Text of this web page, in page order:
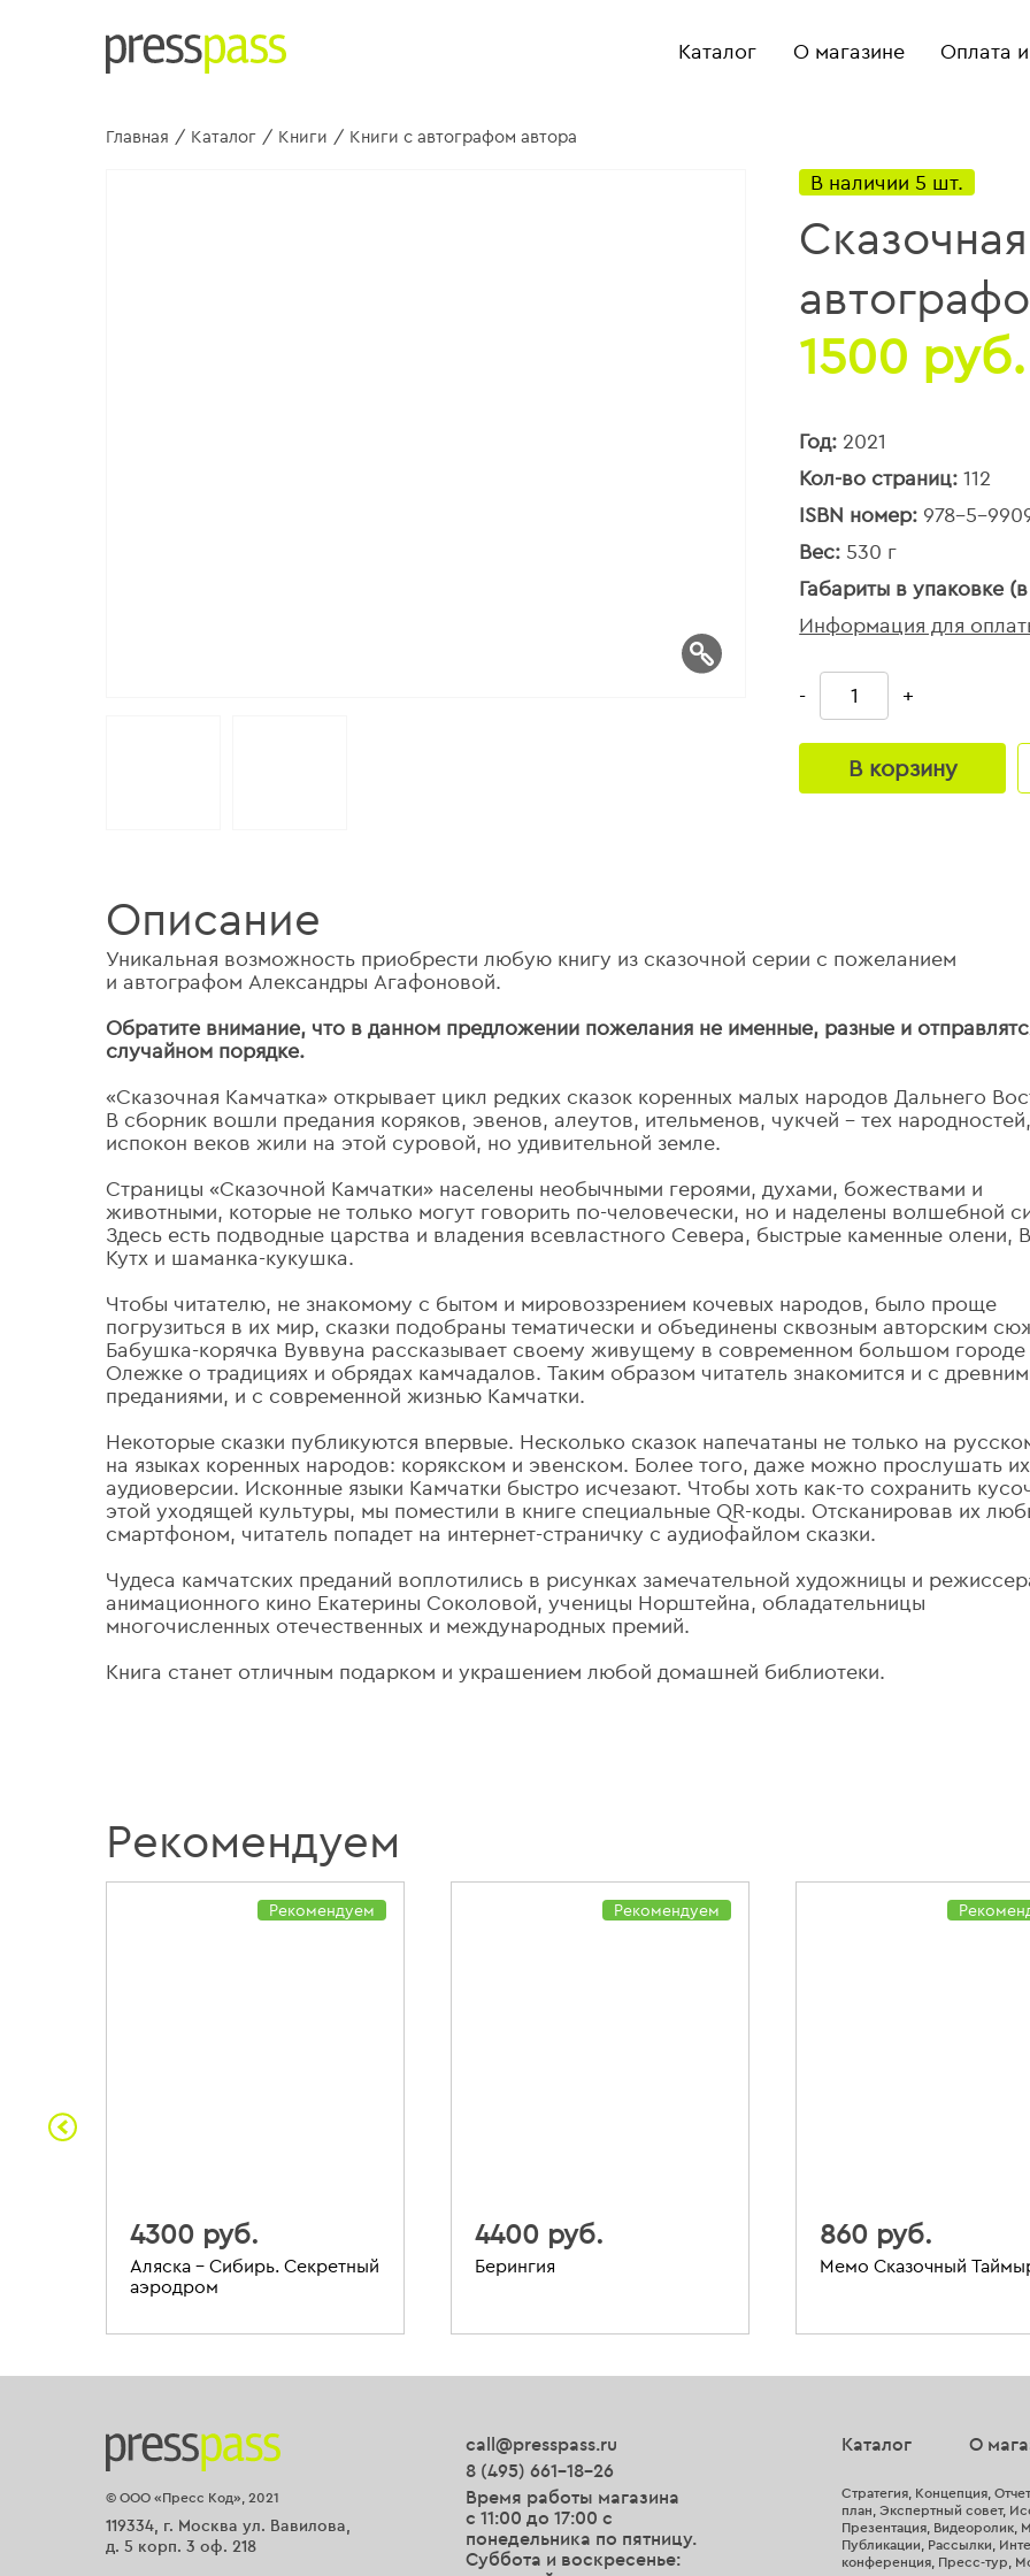
Каталог О магазине Оплата
Главная / Каталог / Книги / Книги с автографом автора
В наличии 5 шт.
1500 руб.
Год: 2021
Кол-во страниц: 112
ISBN номер: 978-5-
Вес: 530 г
Габариты в упаковке
Информация для
- +
В корзину
Описание
Уникальная возможность приобрести любую книгу из сказочной серии с пожеланием
и автографом Александры Агафоновой.
Обратите внимание, что в данном предложении пожелания не именные, разные и
случайном порядке.
«Сказочная Камчатка» открывает цикл редких сказок коренных малых народов Дальнего
В сборник вошли предания коряков, эвенов, алеутов, ительменов, чукчей – тех
испокон веков жили на этой суровой, но удивительной земле.
Страницы «Сказочной Камчатки» населены необычными героями, духами, божествами и
животными, которые не только могут говорить по-человечески, но и наделены волшебной
Здесь есть подводные царства и владения всевластного Севера, быстрые каменные олени,
Кутх и шаманка-кукушка.
Чтобы читателю, не знакомому с бытом и мировоззрением кочевых народов, было проще
погрузиться в их мир, сказки подобраны тематически и объединены сквозным авторским
Бабушка-корячка Вуввуна рассказывает своему живущему в современном большом городе
Олежке о традициях и обрядах камчадалов. Таким образом читатель знакомится и с
преданиями, и с современной жизнью Камчатки.
Некоторые сказки публикуются впервые. Несколько сказок напечатаны не только на
на языках коренных народов: корякском и эвенском. Более того, даже можно прослушать их
аудиоверсии. Исконные языки Камчатки быстро исчезают. Чтобы хоть как-то сохранить
этой уходящей культуры, мы поместили в книге специальные QR-коды. Отсканировав их
смартфоном, читатель попадет на интернет-страничку с аудиофайлом сказки.
Чудеса камчатских преданий воплотились в рисунках замечательной художницы и
анимационного кино Екатерины Соколовой, ученицы Норштейна, обладательницы
многочисленных отечественных и международных премий.
Книга станет отличным подарком и украшением любой домашней библиотеки.
Рекомендуем
Рекомендуем
4300 руб.
Аляска – Сибирь. Секретный
аэродром
Рекомендуем
4400 руб.
Берингия
860 руб.
Мемо Сказочный
© ООО «Пресс Код», 2021
119334, г. Москва ул. Вавилова,
д. 5 корп. 3 оф. 218
call@presspass.ru
8 (495) 661-18-26
Время работы магазина
с 11:00 до 17:00 с
понедельника по пятницу.
Суббота и воскресенье:
Каталог О
Стратегия, Концепция,
план, Экспертный совет,
Презентация, Видеоролик,
Публикации, Рассылки,
конференция, Пресс-тур,